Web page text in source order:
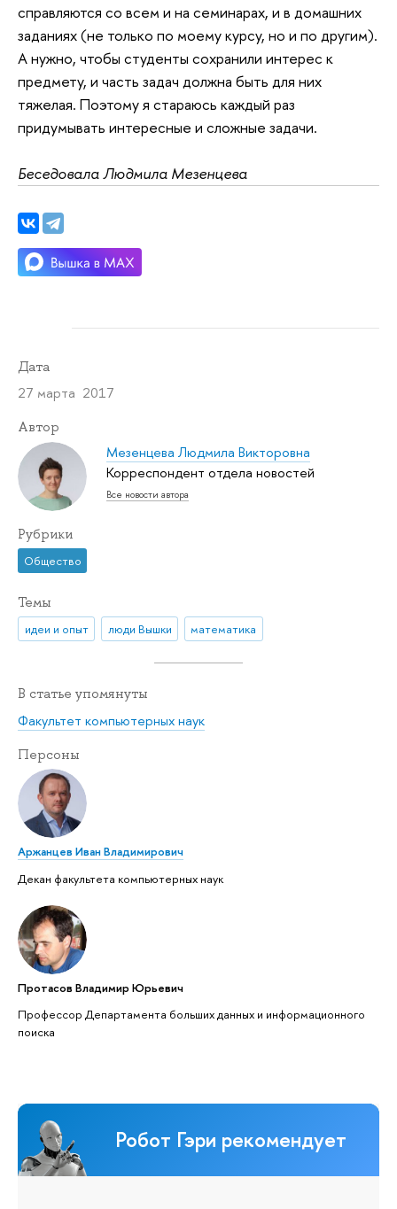
справляются со всем и на семинарах, и в домашних
заданиях (не только по моему курсу, но и по другим).
А нужно, чтобы студенты сохранили интерес к
предмету, и часть задач должна быть для них
тяжелая. Поэтому я стараюсь каждый раз
придумывать интересные и сложные задачи.
Беседовала Людмила Мезенцева
Дата
27 марта 2017
Автор
Мезенцева Людмила Викторовна
Корреспондент отдела новостей
Все новости автора
Рубрики
Общество
Темы
идеи и опыт люди Вышки математика
В статье упомянуты
Факультет компьютерных наук
Персоны
Аржанцев Иван Владимирович
Декан факультета компьютерных наук
Протасов Владимир Юрьевич
Профессор Департамента больших данных и информационного
поиска
Робот Гэри рекомендует